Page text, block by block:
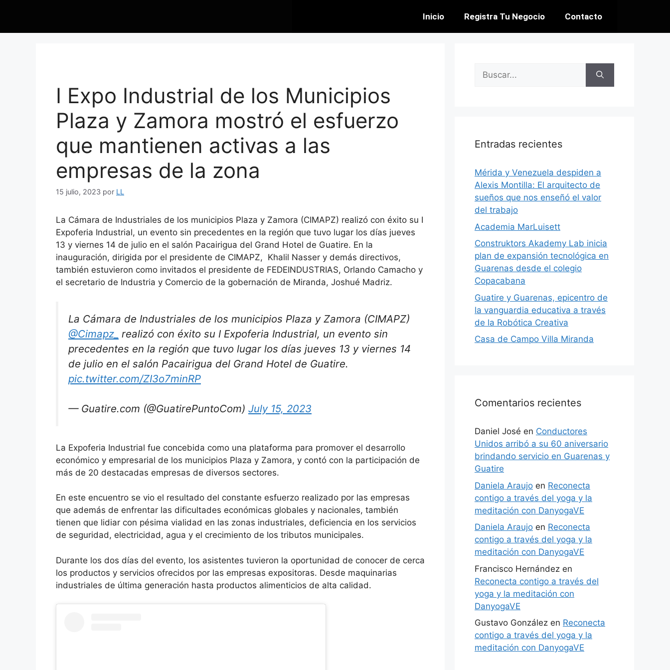
Inicio Registra Tu Negocio Contacto
I Expo Industrial de los Municipios
Plaza y Zamora mostró el esfuerzo
que mantienen activas a las
empresas de la zona
15 julio, 2023 por LL
La Cámara de Industriales de los municipios Plaza y Zamora (CIMAPZ) realizó con éxito su I
Expoferia Industrial, un evento sin precedentes en la región que tuvo lugar los días jueves
13 y viernes 14 de julio en el salón Pacairigua del Grand Hotel de Guatire. En la
inauguración, dirigida por el presidente de CIMAPZ, Khalil Nasser y demás directivos,
también estuvieron como invitados el presidente de FEDEINDUSTRIAS, Orlando Camacho y
el secretario de Industria y Comercio de la gobernación de Miranda, Joshué Madriz.
La Cámara de Industriales de los municipios Plaza y Zamora (CIMAPZ)
@Cimapz_ realizó con éxito su I Expoferia Industrial, un evento sin
precedentes en la región que tuvo lugar los días jueves 13 y viernes 14
de julio en el salón Pacairigua del Grand Hotel de Guatire.
pic.twitter.com/ZI3o7minRP
— Guatire.com (@GuatirePuntoCom) July 15, 2023
La Expoferia Industrial fue concebida como una plataforma para promover el desarrollo
económico y empresarial de los municipios Plaza y Zamora, y contó con la participación de
más de 20 destacadas empresas de diversos sectores.
En este encuentro se vio el resultado del constante esfuerzo realizado por las empresas
que además de enfrentar las dificultades económicas globales y nacionales, también
tienen que lidiar con pésima vialidad en las zonas industriales, deficiencia en los servicios
de seguridad, electricidad, agua y el crecimiento de los tributos municipales.
Durante los dos días del evento, los asistentes tuvieron la oportunidad de conocer de cerca
los productos y servicios ofrecidos por las empresas expositoras. Desde maquinarias
industriales de última generación hasta productos alimenticios de alta calidad.
Entradas recientes
​Mérida y Venezuela despiden a
Alexis Montilla: El arquitecto de
sueños que nos enseñó el valor
del trabajo
Academia MarLuisett
Construktors Akademy Lab inicia
plan de expansión tecnológica en
Guarenas desde el colegio
Copacabana
Guatire y Guarenas, epicentro de
la vanguardia educativa a través
de la Robótica Creativa
Casa de Campo Villa Miranda
Comentarios recientes
Daniel José en Conductores
Unidos arribó a su 60 aniversario
brindando servicio en Guarenas y
Guatire
Daniela Araujo en Reconecta
contigo a través del yoga y la
meditación con DanyogaVE
Daniela Araujo en Reconecta
contigo a través del yoga y la
meditación con DanyogaVE
Francisco Hernández en
Reconecta contigo a través del
yoga y la meditación con
DanyogaVE
Gustavo González en Reconecta
contigo a través del yoga y la
meditación con DanyogaVE